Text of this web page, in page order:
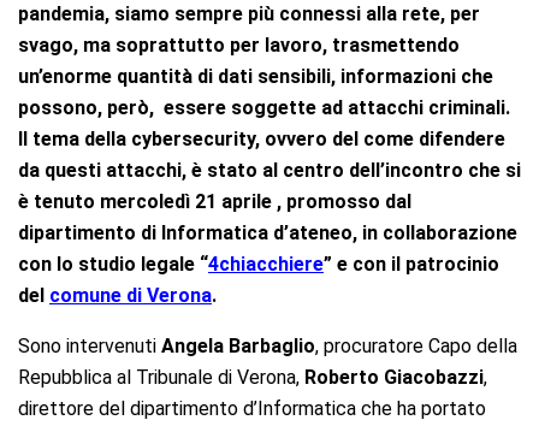
pandemia, siamo sempre più connessi alla rete, per
svago, ma soprattutto per lavoro, trasmettendo
un’enorme quantità di dati sensibili, informazioni che
possono, però, essere soggette ad attacchi criminali.
Il tema della cybersecurity, ovvero del come difendere
da questi attacchi, è stato al centro dell’incontro che si
è tenuto mercoledì 21 aprile , promosso dal
dipartimento di Informatica d’ateneo, in collaborazione
con lo studio legale “4chiacchiere” e con il patrocinio
del comune di Verona.
Sono intervenuti Angela Barbaglio, procuratore Capo della
Repubblica al Tribunale di Verona, Roberto Giacobazzi,
direttore del dipartimento d’Informatica che ha portato